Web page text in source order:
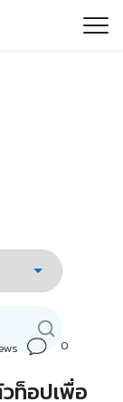
0
ท็อปเพื่อ